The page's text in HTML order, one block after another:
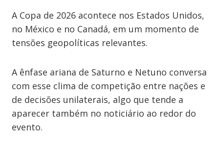
A Copa de 2026 acontece nos Estados Unidos,
no México e no Canadá, em um momento de
tensões geopolíticas relevantes.
A ênfase ariana de Saturno e Netuno conversa
com esse clima de competição entre nações e
de decisões unilaterais, algo que tende a
aparecer também no noticiário ao redor do
evento.